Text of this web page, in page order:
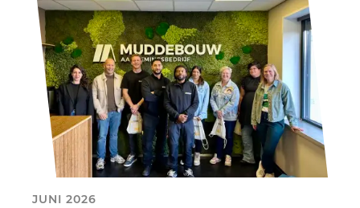
JUNI 2026